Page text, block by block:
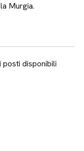
Murgia.
disponibili